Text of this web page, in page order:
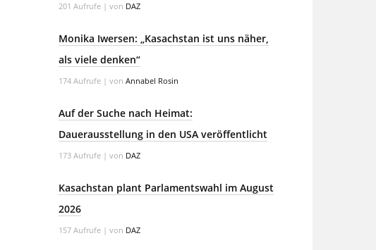
201 Aufrufe | von DAZ
Monika Iwersen: „Kasachstan ist uns näher,
als viele denken“
174 Aufrufe | von Annabel Rosin
Auf der Suche nach Heimat:
Dauerausstellung in den USA veröffentlicht
173 Aufrufe | von DAZ
Kasachstan plant Parlamentswahl im August
2026
157 Aufrufe | von DAZ